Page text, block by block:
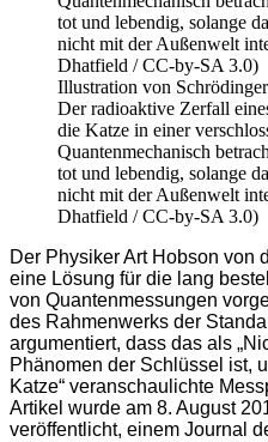
Illustration von
Der radioaktive Zerfall
die Katze in einer
Quantenmechanisch
tot und lebendig, solange
nicht mit der Außenwelt
Dhatfield / CC-by-SA 3.0)
Der Physiker Art Hobson von
eine Lösung für die lang
von Quantenmessungen
des Rahmenwerks der
argumentiert, dass das als
Phänomen der Schlüssel ist,
Katze“ veranschaulichte
Artikel wurde am 8. August
veröffentlicht, einem Journal